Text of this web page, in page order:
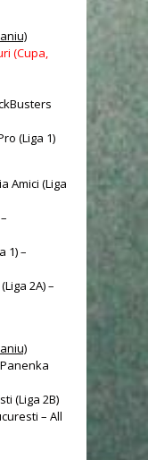
(Cupa,
(Liga 1)
Amici (Liga
1) –
2A) –
(Liga 2B)
– All